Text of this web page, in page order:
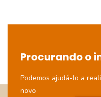
Procurando o
Podemos ajudá-lo a
novo